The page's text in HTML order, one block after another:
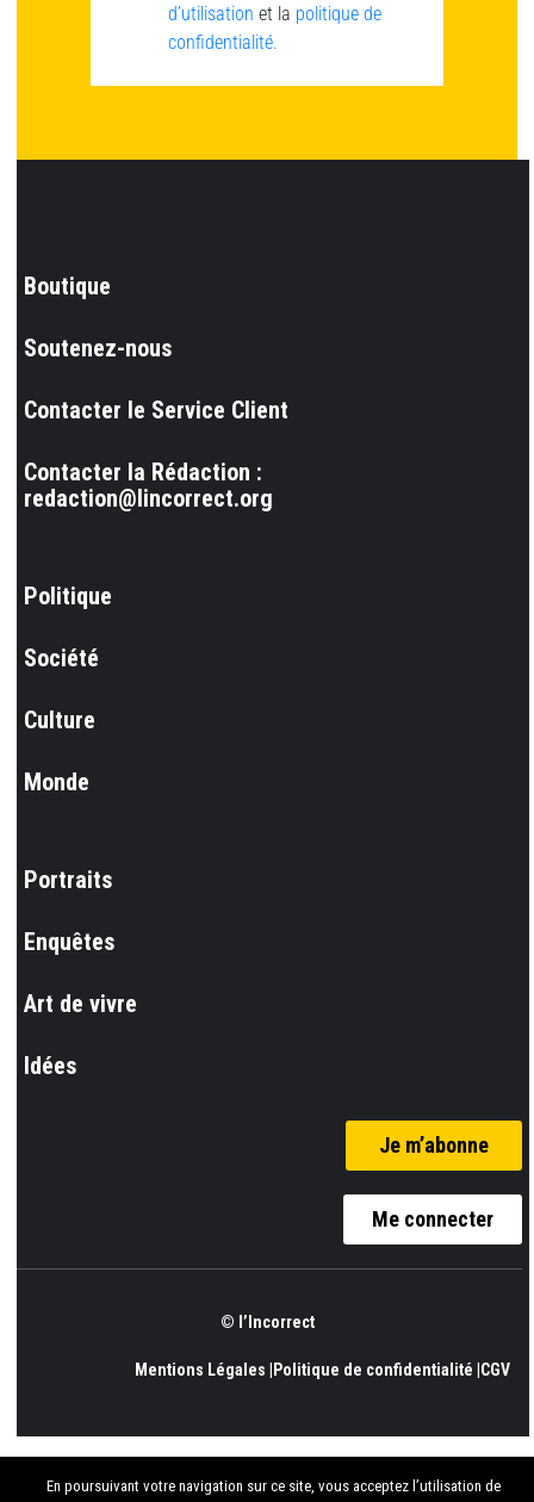
d’utilisation et la politique de
confidentialité.
Boutique
Soutenez-nous
Contacter le Service Client
Contacter la Rédaction :
redaction@lincorrect.org
Politique
Société
Culture
Monde
Portraits
Enquêtes
Art de vivre
Idées
Je m’abonne
Me connecter
© l’Incorrect
Mentions Légales |Politique de confidentialité |CGV
En poursuivant votre navigation sur ce site, vous acceptez l’utilisation de